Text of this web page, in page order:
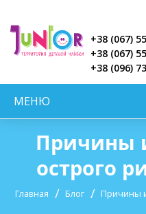
+38 (067)
+38 (067)
+38 (096)
МЕНЮ
Причины
острого
Главная Блог Причины